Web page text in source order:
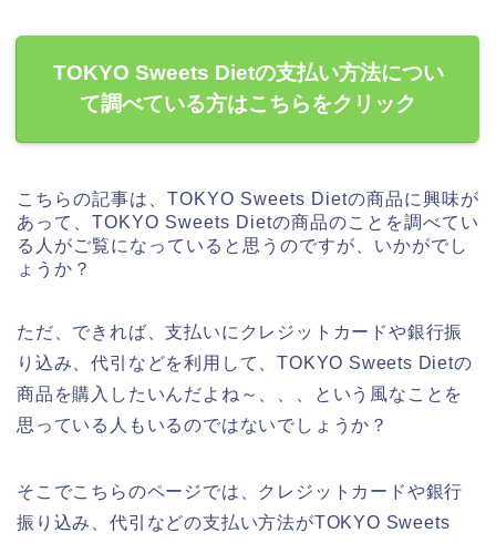
TOKYO Sweets Dietの支払い方法につい
て調べている方はこちらをクリック
こちらの記事は、TOKYO Sweets Dietの商品に興味が
あって、TOKYO Sweets Dietの商品のことを調べてい
る人がご覧になっていると思うのですが、いかがでし
ょうか？
ただ、できれば、支払いにクレジットカードや銀行振
り込み、代引などを利用して、TOKYO Sweets Dietの
商品を購入したいんだよね～、、、という風なことを
思っている人もいるのではないでしょうか？
そこでこちらのページでは、クレジットカードや銀行
振り込み、代引などの支払い方法がTOKYO Sweets